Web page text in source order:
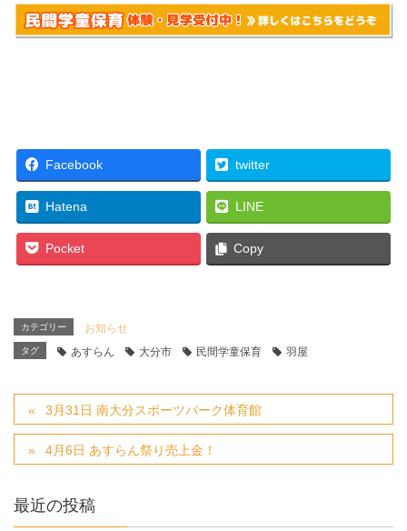
Facebook twitter
Hatena LINE
Pocket Copy
カテゴリー お知らせ
タグ あすらん 大分市 民間学童保育 羽屋
3月31日 南大分スポーツパーク体育館
4月6日 あすらん祭り売上金！
最近の投稿